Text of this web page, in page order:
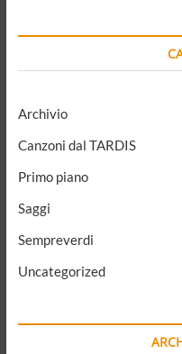
Archivio
Canzoni dal TARDIS
Primo piano
Saggi
Sempreverdi
Uncategorized